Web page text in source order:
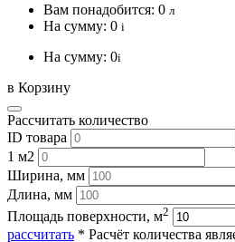
Вам понадобится: 0 л
На сумму: 0 i
На сумму: 0i
в Корзину
Рассчитать количество
ID товара
1 м2
Ширина, мм
Длина, мм
Площадь поверхности, м2
рассчитать * Расчёт количества